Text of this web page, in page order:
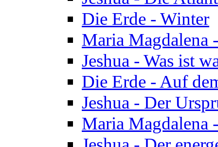
Die Erde - Winter
Maria Magdalena
Jeshua - Was ist
Die Erde - Auf
Jeshua - Der
Maria Magdalena